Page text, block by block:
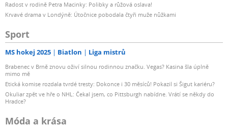
Radost v rodině Petra Macinky: Polibky a růžová oslava!
Krvavé drama v Londýně: Útočnice pobodala čtyři muže nůžkami
Sport
MS hokej 2025 Biatlon Liga mistrů
Brabenec v Brně znovu oživí silnou rodinnou značku. Vegas? Kasina šla úplně
mimo mě
Etická komise rozdala tvrdé tresty: Dokonce i 30 měsíců! Pokazil si Šigut kariéru?
Okuliar zpět ve hře o NHL: Čekal jsem, co Pittsburgh nabídne. Vrátí se někdy do
Hradce?
Móda a krása